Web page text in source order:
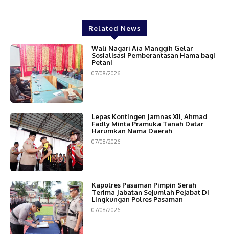
Related News
Wali Nagari Aia Manggih Gelar
Sosialisasi Pemberantasan Hama bagi
Petani
07/08/2026
Lepas Kontingen Jamnas XII, Ahmad
Fadly Minta Pramuka Tanah Datar
Harumkan Nama Daerah
07/08/2026
Kapolres Pasaman Pimpin Serah
Terima Jabatan Sejumlah Pejabat Di
Lingkungan Polres Pasaman
07/08/2026